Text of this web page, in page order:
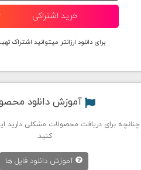
خريد اشتراکی
برای دانلود ارزانتر میتوانید اشتراک
آموزش دانلود
چنانچه برای دریافت محصولات مشکلی دارید
کنید.
آموزش دانلود فایل ها